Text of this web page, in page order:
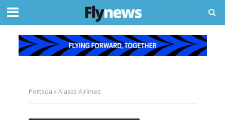
Portada »Alaska Airlines